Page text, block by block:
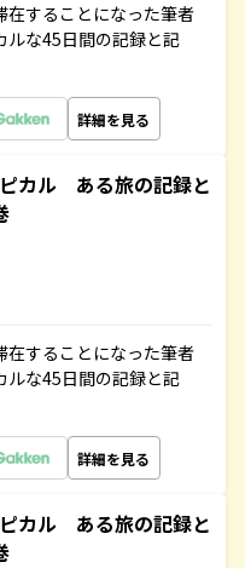
在することになった筆者
ルな45日間の記録と記
詳細を見る
カル ある旅の記録と
在することになった筆者
ルな45日間の記録と記
詳細を見る
カル ある旅の記録と